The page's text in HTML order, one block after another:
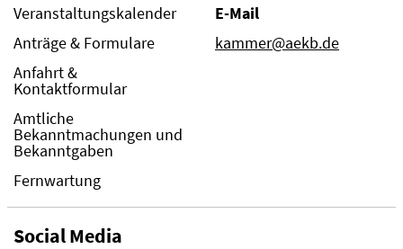
Veranstaltungskalender
Anträge & Formulare
Anfahrt &
Kontaktformular
Amtliche
Bekanntmachungen und
Bekanntgaben
Fernwartung
E-Mail
kammer@aekb.de
Social Media